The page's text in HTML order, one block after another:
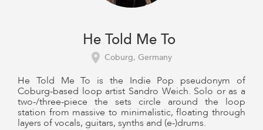
He Told Me To
Coburg, Germany
He Told Me To is the Indie Pop pseudonym of
Coburg-based loop artist Sandro Weich. Solo or as a
two-/three-piece the sets circle around the loop
station from massive to minimalistic, floating through
layers of vocals, guitars, synths and (e-)drums.